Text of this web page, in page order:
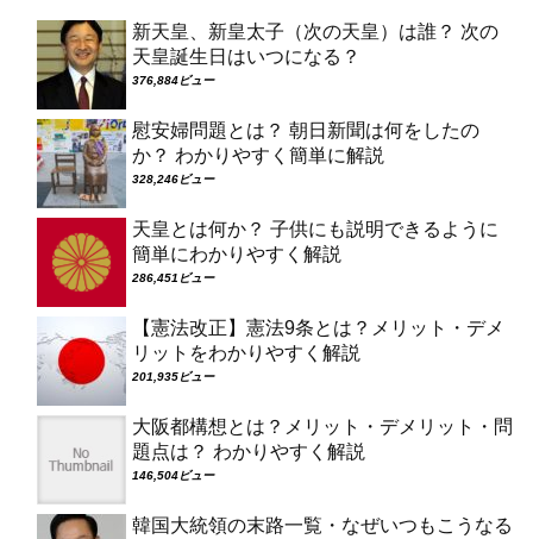
新天皇、新皇太子（次の天皇）は誰？ 次の
天皇誕生日はいつになる？
376,884ビュー
慰安婦問題とは？ 朝日新聞は何をしたの
か？ わかりやすく簡単に解説
328,246ビュー
天皇とは何か？ 子供にも説明できるように
簡単にわかりやすく解説
286,451ビュー
【憲法改正】憲法9条とは？メリット・デメ
リットをわかりやすく解説
201,935ビュー
大阪都構想とは？メリット・デメリット・問
題点は？ わかりやすく解説
146,504ビュー
韓国大統領の末路一覧・なぜいつもこうなる